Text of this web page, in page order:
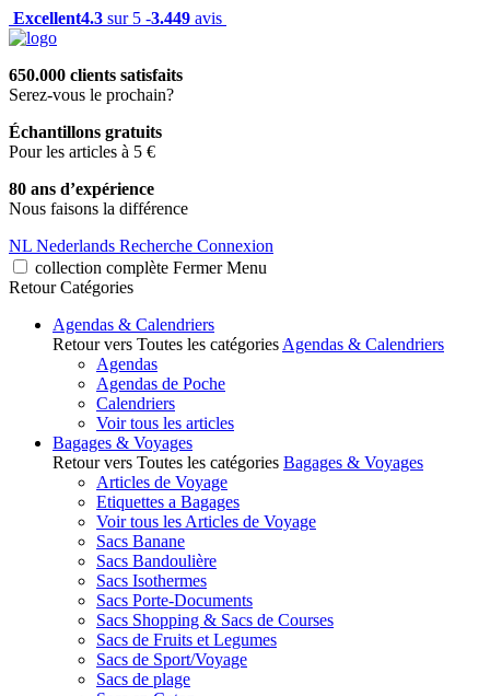
Excellent4.3 sur 5 -3.449 avis
650.000 clients satisfaits
Serez-vous le prochain?
Échantillons gratuits
Pour les articles à 5 €
80 ans d’expérience
Nous faisons la différence
NL Nederlands Recherche Connexion
collection complète Fermer Menu
Retour Catégories
Agendas & Calendriers
Retour vers Toutes les catégories Agendas & Calendriers
Agendas
Agendas de Poche
Calendriers
Voir tous les articles
Bagages & Voyages
Retour vers Toutes les catégories Bagages & Voyages
Articles de Voyage
Etiquettes a Bagages
Voir tous les Articles de Voyage
Sacs Banane
Sacs Bandoulière
Sacs Isothermes
Sacs Porte-Documents
Sacs Shopping & Sacs de Courses
Sacs de Fruits et Legumes
Sacs de Sport/Voyage
Sacs de plage